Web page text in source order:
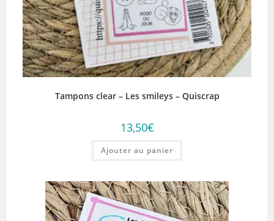
Tampons clear – Les smileys – Quiscrap
13,50€
Ajouter au panier